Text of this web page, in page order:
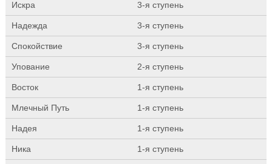
Искра 3-я ступень
Надежда 3-я ступень
Спокойствие 3-я ступень
Упование 2-я ступень
Восток 1-я ступень
Млечный Путь 1-я ступень
Надея 1-я ступень
Ника 1-я ступень